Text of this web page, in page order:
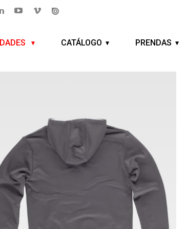
CATÁLOGO PRENDAS